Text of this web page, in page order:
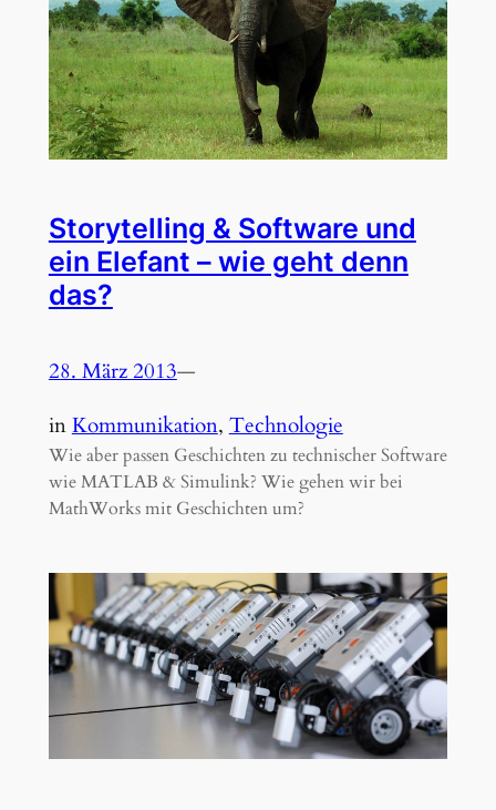
Storytelling & Software und
ein Elefant – wie geht denn
das?
28. März 2013—
inKommunikation, Technologie
Wie aber passen Geschichten zu technischer Software
wie MATLAB & Simulink? Wie gehen wir bei
MathWorks mit Geschichten um?